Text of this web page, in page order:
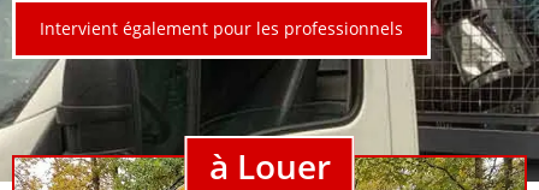
Intervient également pour les professionnels
à Louer